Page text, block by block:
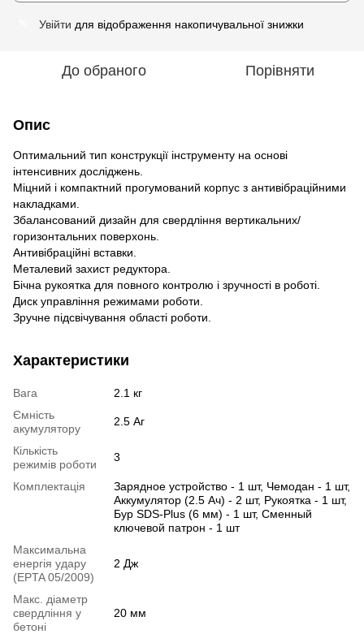
Увійти для відображення накопичувальної знижки
До обраного Порівняти
Опис
Оптимальний тип конструкції інструменту на основі
інтенсивних досліджень.
Міцний і компактний прогумований корпус з антивібраційними
накладками.
Збалансований дизайн для свердління вертикальних/
горизонтальних поверхонь.
Антивібраційні вставки.
Металевий захист редуктора.
Бічна рукоятка для повного контролю і зручності в роботі.
Диск управління режимами роботи.
Зручне підсвічування області роботи.
Характеристики
Вага
2.1 кг
Ємність
акумулятору
2.5 Аг
Кількість
режимів роботи
3
Комплектація
Зарядное устройство - 1 шт, Чемодан - 1 шт,
Аккумулятор (2.5 Ач) - 2 шт, Рукоятка - 1 шт,
Бур SDS-Plus (6 мм) - 1 шт, Сменный
ключевой патрон - 1 шт
Максимальна
енергія удару
(EPTA 05/2009)
2 Дж
Макс. діаметр
свердління у
бетоні
20 мм